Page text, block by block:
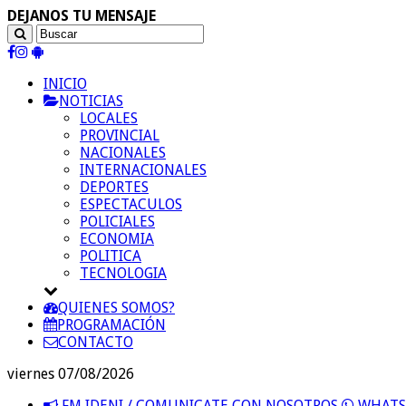
DEJANOS TU MENSAJE
INICIO
NOTICIAS
LOCALES
PROVINCIAL
NACIONALES
INTERNACIONALES
DEPORTES
ESPECTACULOS
POLICIALES
ECONOMIA
POLITICA
TECNOLOGIA
QUIENES SOMOS?
PROGRAMACIÓN
CONTACTO
viernes 07/08/2026